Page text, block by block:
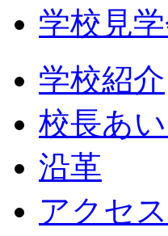
学校見
学校紹介
校長あ
沿革
アクセス